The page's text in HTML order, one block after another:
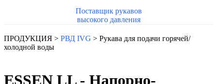
Поставщик рукавов
высокого давления
ПРОДУКЦИЯ > РВД IVG > Рукава для подачи горячей/
холодной воды
ESSEN LL - Напорно-